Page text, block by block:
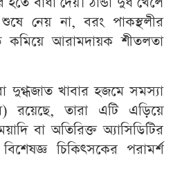
নেয় না, বরং পাকস্থলীর
কমিয়ে আরামদায়ক শীতলতা
দুগ্ধজাত খাবার হজমে সমস্যা
রয়েছে, তারা এটি এড়িয়ে
বা অতিরিক্ত অ্যাসিডিটির
চিকিৎসকের পরামর্শ